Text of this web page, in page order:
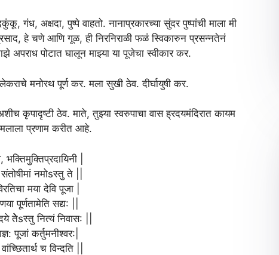
गंध, अक्षदा, पुष्पे वाहतो. नानाप्रकारच्या सुंदर पुष्पांची माला मी
हे चणे आणि गूळ, ही निरनिराळी फळं स्विकारुन प्रसन्नतेनं
पोटात घालून माझ्या या पूजेचा स्वीकार कर.
मनोरथ पूर्ण कर. मला सुखी ठेव. दीर्घायुषी कर.
कृपादृष्टी ठेव. माते, तुझ्या स्वरुपाचा वास ह्रदयमंदिरात कायम
प्रणाम करीत आहे.
भक्तिमुक्तिप्रदायिनी |
नमोsस्तु ते ||
मया देवि पूजा |
पूर्णतामेति सद्य: ||
तेेेsस्तु नित्यं निवास: ||
पूजां कर्तुमनीश्वर:|
च विन्दति ||